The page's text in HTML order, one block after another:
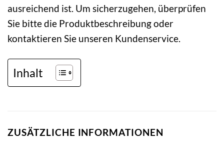
ausreichend ist. Um sicherzugehen, überprüfen
Sie bitte die Produktbeschreibung oder
kontaktieren Sie unseren Kundenservice.
Inhalt
ZUSÄTZLICHE INFORMATIONEN